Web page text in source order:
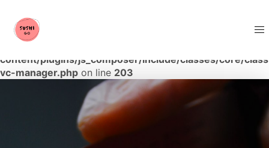
Warning
must have public visibility in
content/plugins/js_composer/include/classes/core/
vc-manager.php on line 203